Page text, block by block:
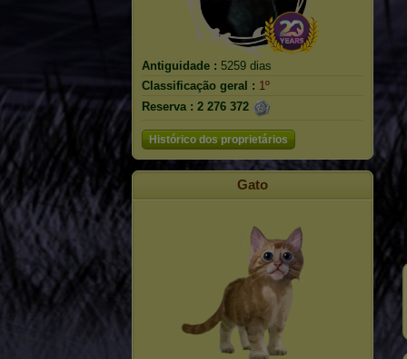
Antiguidade : 5259 dias
Classificação geral : 1º
Reserva : 2 276 372
Histórico dos proprietários
Gato